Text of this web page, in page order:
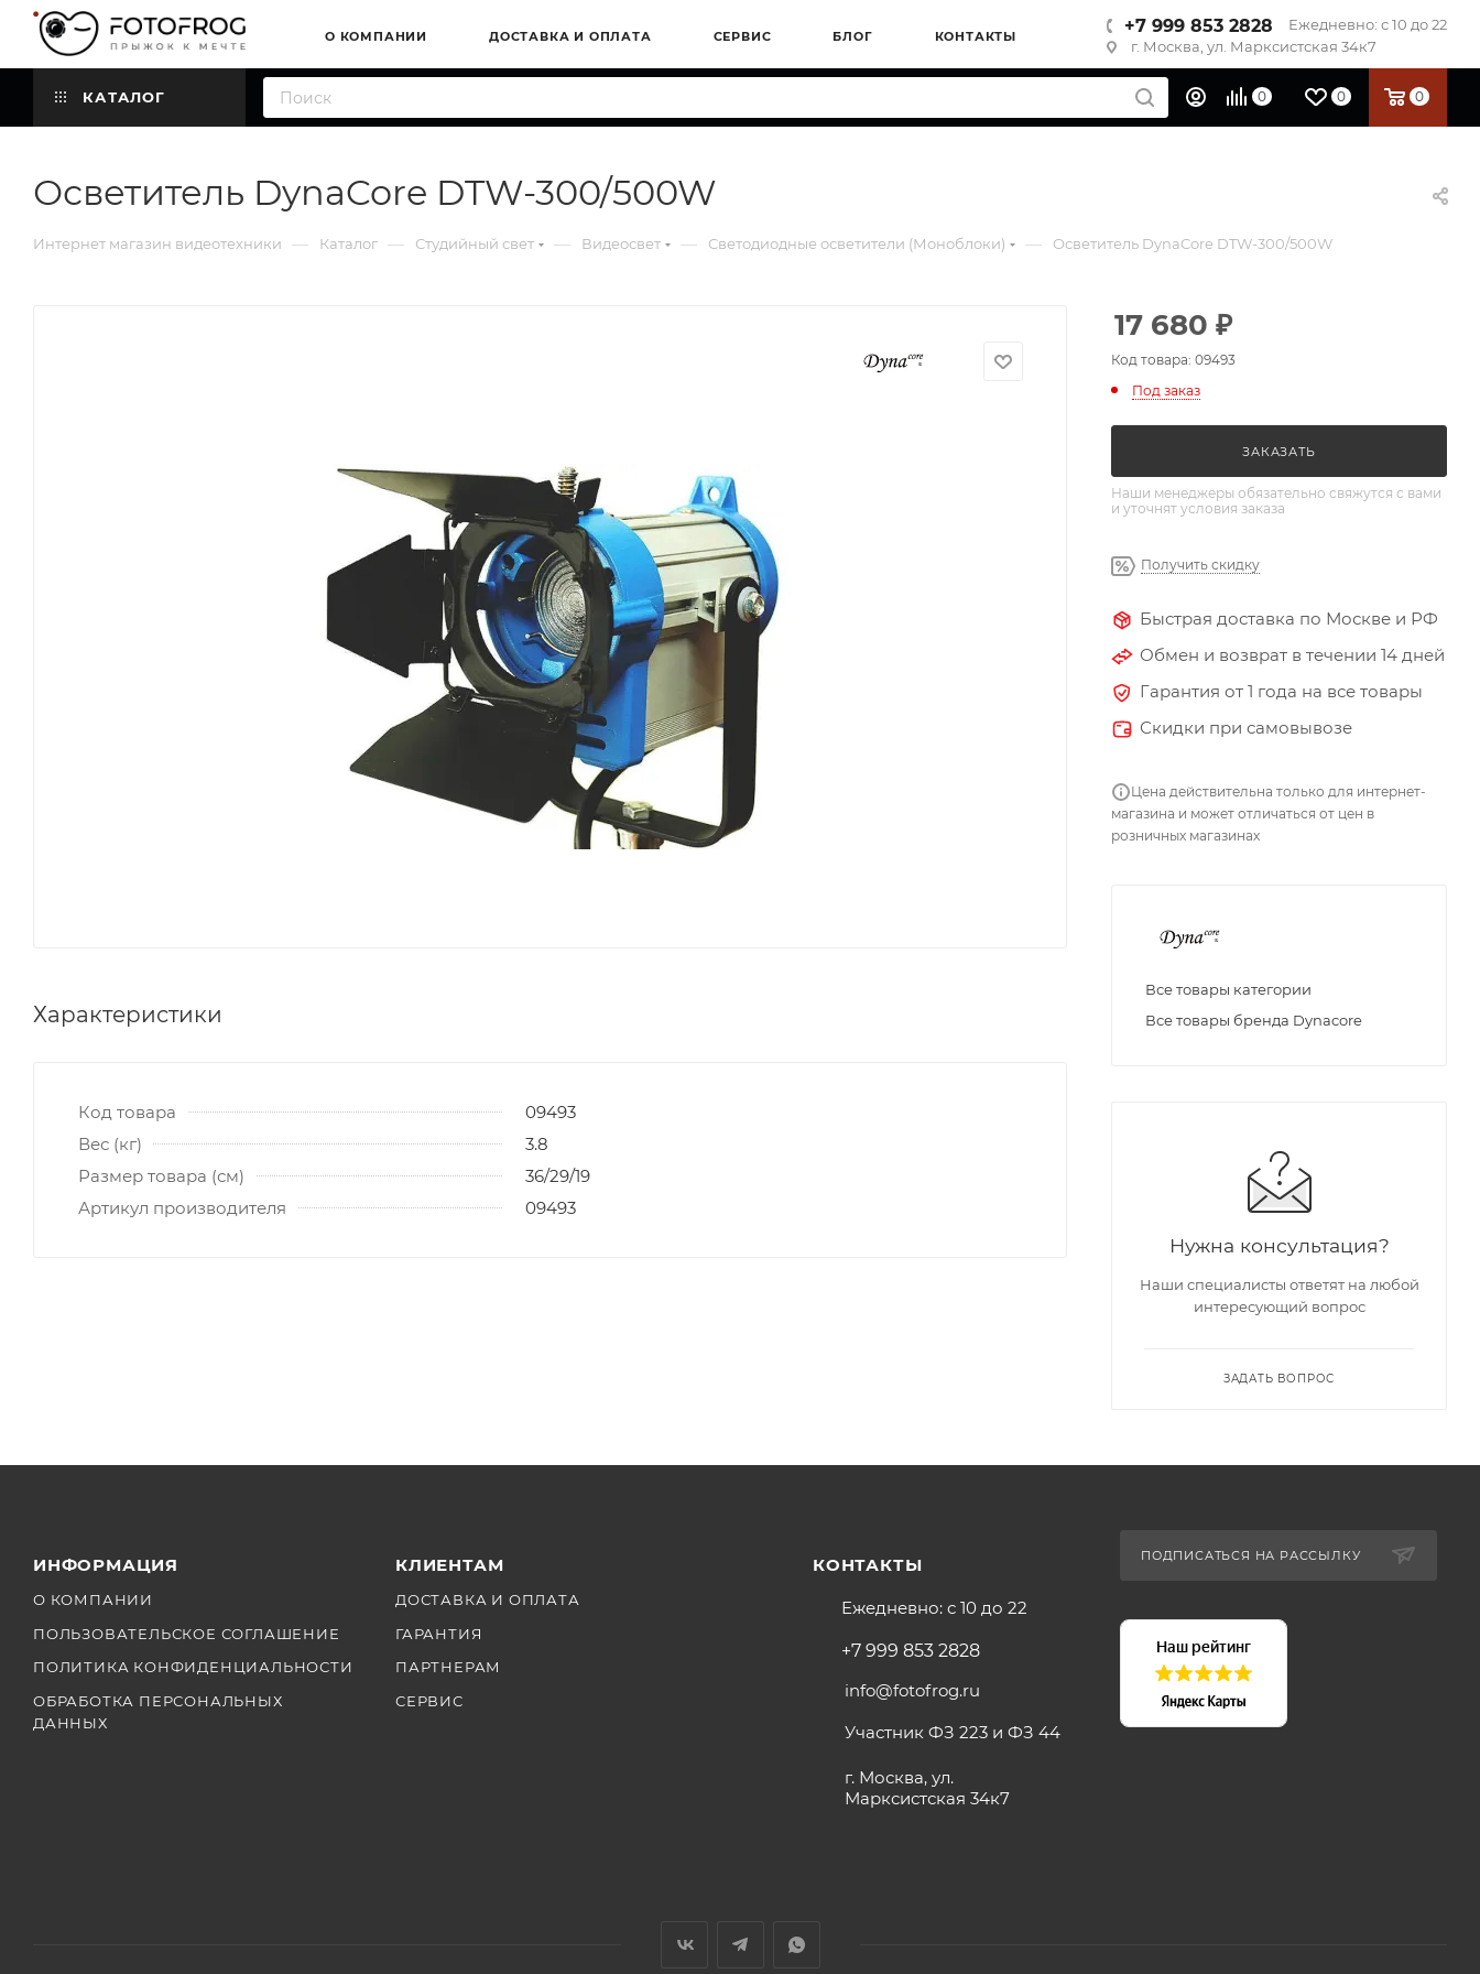
О КОМПАНИИ ДОСТАВКА И ОПЛАТА СЕРВИС БЛОГ КОНТАКТЫ
+7 999 853 2828
Ежедневно: с 10 до 22
г. Москва, ул. Марксистская 34к7
КАТАЛОГ 0 0 0
Осветитель DynaCore DTW-300/500W
Интернет магазин видеотехники — Каталог — Студийный свет — Видеосвет — Светодиодные осветители (Моноблоки) — Осветитель DynaCore DTW-300/500W
Характеристики
Код товара
09493
Вес (кг)
3.8
Размер товара (см)
36/29/19
Артикул производителя
09493
17 680 ₽
Код товара: 09493
Под заказ
ЗАКАЗАТЬ
Наши менеджеры обязательно свяжутся с вами
и уточнят условия заказа
Получить скидку
Быстрая доставка по Москве и РФ
Обмен и возврат в течении 14 дней
Гарантия от 1 года на все товары
Скидки при самовывозе
Цена действительна только для интернет-
магазина и может отличаться от цен в
розничных магазинах
Все товары категории
Все товары бренда Dynacore
Нужна консультация?
Наши специалисты ответят на любой
интересующий вопрос
ЗАДАТЬ ВОПРОС
ИНФОРМАЦИЯ
О КОМПАНИИ
ПОЛЬЗОВАТЕЛЬСКОЕ СОГЛАШЕНИЕ
ПОЛИТИКА КОНФИДЕНЦИАЛЬНОСТИ
ОБРАБОТКА ПЕРСОНАЛЬНЫХ
ДАННЫХ
КЛИЕНТАМ
ДОСТАВКА И ОПЛАТА
ГАРАНТИЯ
ПАРТНЕРАМ
СЕРВИС
КОНТАКТЫ
Ежедневно: с 10 до 22
+7 999 853 2828
info@fotofrog.ru
Участник ФЗ 223 и ФЗ 44
г. Москва, ул.
Марксистская 34к7
ПОДПИСАТЬСЯ НА РАССЫЛКУ